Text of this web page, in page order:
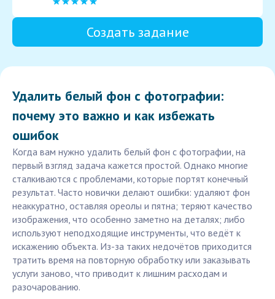
Создать задание
Удалить белый фон с фотографии:
почему это важно и как избежать
ошибок
Когда вам нужно удалить белый фон с фотографии, на
первый взгляд задача кажется простой. Однако многие
сталкиваются с проблемами, которые портят конечный
результат. Часто новички делают ошибки: удаляют фон
неаккуратно, оставляя ореолы и пятна; теряют качество
изображения, что особенно заметно на деталях; либо
используют неподходящие инструменты, что ведёт к
искажению объекта. Из-за таких недочётов приходится
тратить время на повторную обработку или заказывать
услуги заново, что приводит к лишним расходам и
разочарованию.